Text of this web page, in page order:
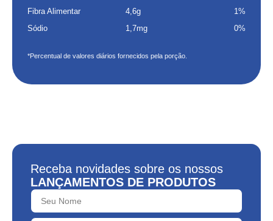
Fibra Alimentar
4,6g
1%
Sódio
1,7mg 0%
*Percentual de valores diários fornecidos pela porção.
Receba novidades sobre os nossos
LANÇAMENTOS DE PRODUTOS